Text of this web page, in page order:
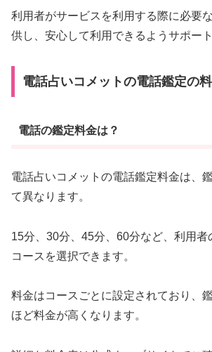
利用者がサービスを利用する際に必要
供し、安心して利用できるようサポー
電話占いコメットの電話鑑定の
電話の鑑定料金は？
電話占いコメットの電話鑑定料金は、
て異なります。
15分、30分、45分、60分など、利用者
コースを選択できます。
料金はコースごとに設定されており、
ほど料金が高くなります。